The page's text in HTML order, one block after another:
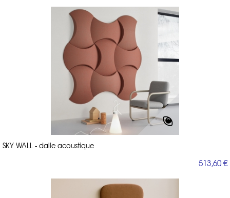
SKY WALL - dalle acoustique
513,60 €